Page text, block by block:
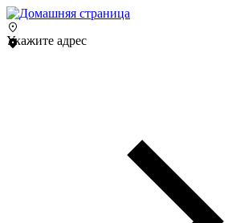
Укажите адрес